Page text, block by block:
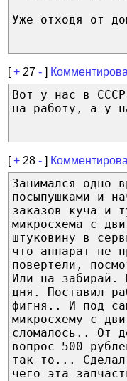
Уже отходя от
[+ 27 - ]
Вот у нас в
на работу, а у
[+ 28 - ]
Занимался одно
посыпушками и
заказов куча и
микросхема с
штуковину в
что аппарат не
повертели,
Или на забирай.
дня. Поставил
фигня.. И под
микросхему с
сломалось.. От
вопрос 500
так то... Сделал
чего эта